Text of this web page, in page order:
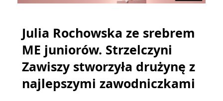
Julia Rochowska ze srebrem
ME juniorów. Strzelczyni
Zawiszy stworzyła drużynę z
najlepszymi zawodniczkami